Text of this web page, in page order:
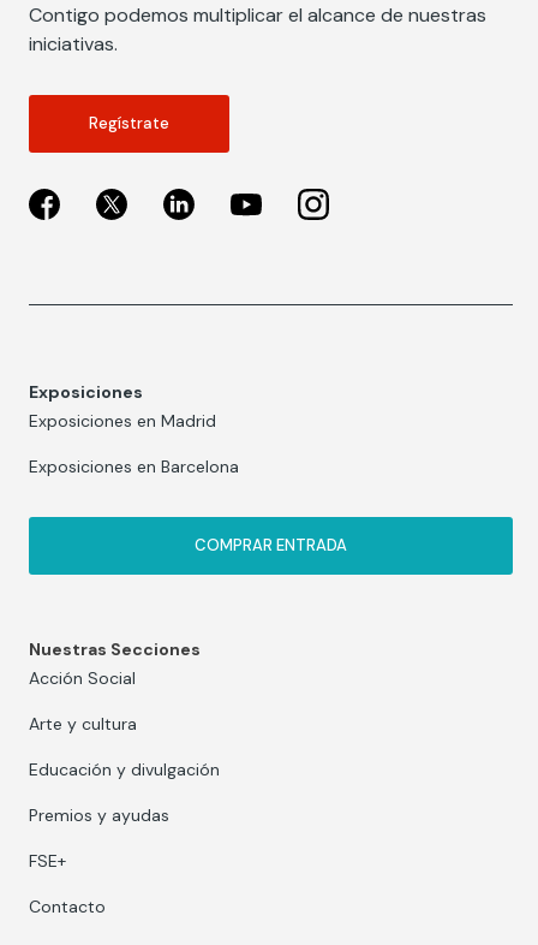
Contigo podemos multiplicar el alcance de nuestras
iniciativas.
Regístrate
Exposiciones
Exposiciones en Madrid
Exposiciones en Barcelona
COMPRAR ENTRADA
Nuestras Secciones
Acción Social
Arte y cultura
Educación y divulgación
Premios y ayudas
FSE+
Contacto